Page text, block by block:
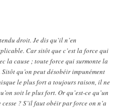
droit. Je dis qu’il n’en
Car sitôt que c’est la force qui
la cause ; toute force qui surmonte la
qu’on peut désobéir impunément
le plus fort a toujours raison, il ne
soit le plus fort. Or qu’est-ce qu’un
? S’il faut obéir par force on n’a